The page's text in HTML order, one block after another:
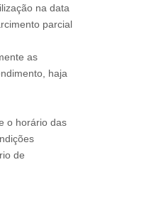
na data
parcial
as
haja
o horário das
de